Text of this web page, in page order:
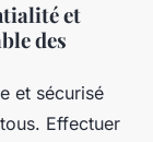
et
des
et sécurisé
Effectuer